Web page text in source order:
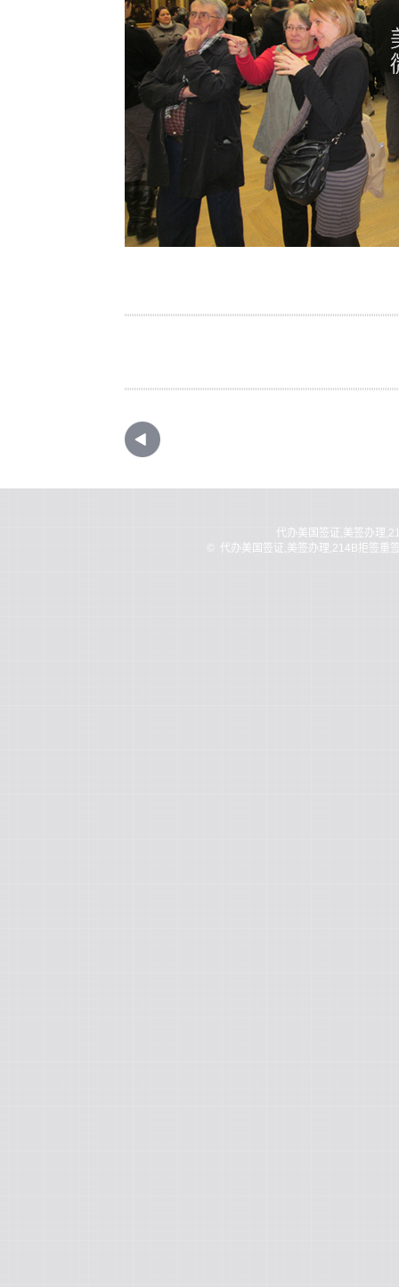
代办美国签证,美签办理
代办美国签证,美签办理,214B拒签重